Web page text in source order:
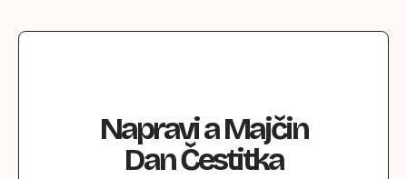
NapraviaMajčin
DanČestitka